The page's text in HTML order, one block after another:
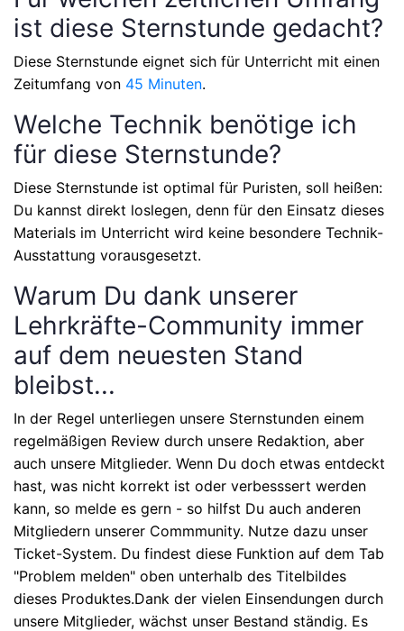
ist diese Sternstunde gedacht?
Diese Sternstunde eignet sich für Unterricht mit einen
Zeitumfang von 45 Minuten.
Welche Technik benötige ich
für diese Sternstunde?
Diese Sternstunde ist optimal für Puristen, soll heißen:
Du kannst direkt loslegen, denn für den Einsatz dieses
Materials im Unterricht wird keine besondere Technik-
Ausstattung vorausgesetzt.
Warum Du dank unserer
Lehrkräfte-Community immer
auf dem neuesten Stand
bleibst...
In der Regel unterliegen unsere Sternstunden einem
regelmäßigen Review durch unsere Redaktion, aber
auch unsere Mitglieder. Wenn Du doch etwas entdeckt
hast, was nicht korrekt ist oder verbesssert werden
kann, so melde es gern - so hilfst Du auch anderen
Mitgliedern unserer Commmunity. Nutze dazu unser
Ticket-System. Du findest diese Funktion auf dem Tab
"Problem melden" oben unterhalb des Titelbildes
dieses Produktes.Dank der vielen Einsendungen durch
unsere Mitglieder, wächst unser Bestand ständig. Es